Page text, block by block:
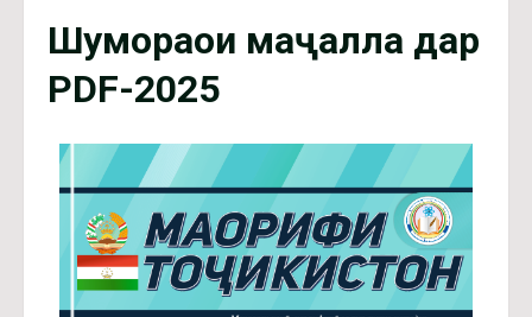
Шумораҳои маҷалла дар
PDF-2025